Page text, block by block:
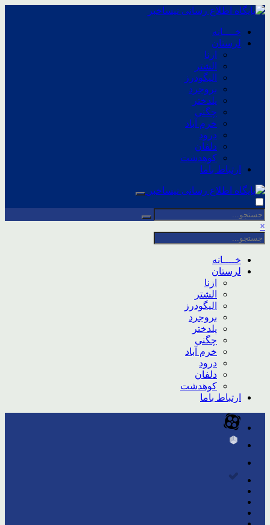
خــــانه
لرستان
ازنا
الشتر
الیگودرز
بروجرد
پلدختر
چگنی
خرم آباد
درود
دلفان
کوهدشت
ارتباط باما
×
خــــانه
لرستان
ازنا
الشتر
الیگودرز
بروجرد
پلدختر
چگنی
خرم آباد
درود
دلفان
کوهدشت
ارتباط باما